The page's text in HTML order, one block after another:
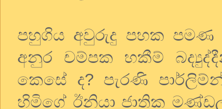
පහුගිය අවුරුදු පහක
අනුර චම්පක හකීම්
කෙසේ ද? පැරණි
හිමිගේ ඊනියා ජාතික